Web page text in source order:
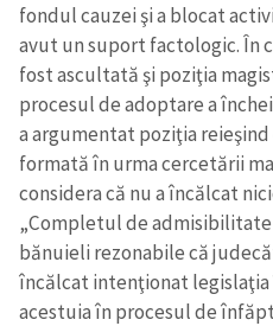
Trimite o informație
in English
fondul cauzei şi a blocat
avut un suport factologic. În
fost ascultată şi poziţia
procesul de adoptare a
a argumentat poziţia
formată în urma cercetării
considera că nu a încălcat
„Completul de
bănuieli rezonabile că
încălcat intenţionat legislaţia
acestuia în procesul de